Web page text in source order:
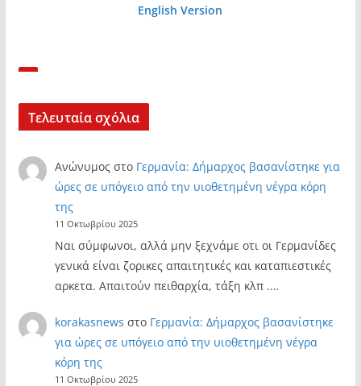
English Version
Τελευταία σχόλια
Ανώνυμος στο Γερμανία: Δήμαρχος βασανίστηκε για
ώρες σε υπόγειο από την υιοθετημένη νέγρα κόρη
της
11 Οκτωβρίου 2025
Ναι σύμφωνοι, αλλά μην ξεχνάμε οτι οι Γερμανίδες
γενικά είναι ζορικες απαιτητικές και καταπιεστικές
αρκετα. Απαιτούν πειθαρχία, τάξη κλπ .…
korakasnews στο Γερμανία: Δήμαρχος βασανίστηκε
για ώρες σε υπόγειο από την υιοθετημένη νέγρα
κόρη της
11 Οκτωβρίου 2025